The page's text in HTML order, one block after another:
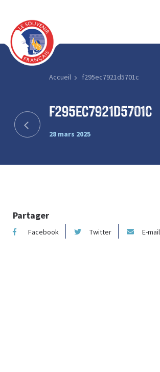
Accueil f295ec7921d5701c
f295ec7921d5701c
28 mars 2025
Partager
Facebook Twitter E-mail